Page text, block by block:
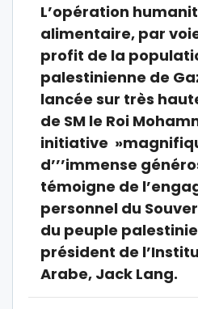
L’opération
alimentaire, par
profit de la
palestinienne de
lancée sur très
de SM le Roi
initiative
d’’’immense
témoigne de
personnel du
du peuple
président de
Arabe, Jack Lang.